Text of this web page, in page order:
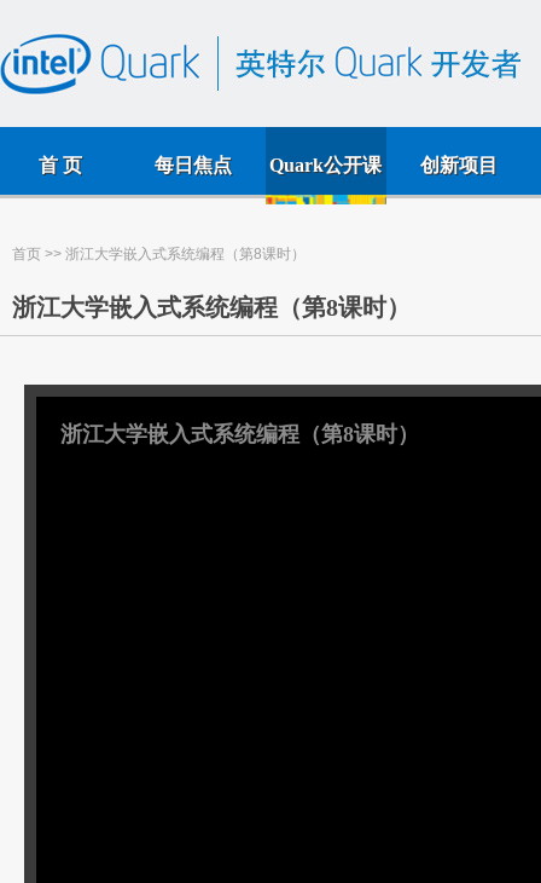
首 页 每日焦点 Quark公开课 创新项目
首页 >> 浙江大学嵌入式系统编程（第8课时）
浙江大学嵌入式系统编程（第8课时）
浙江大学嵌入式系统编程（第8课时）